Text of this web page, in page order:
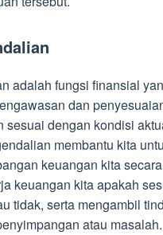
adalah fungsi finansial
dan
sesuai dengan kondisi
membantu kita
keuangan kita
keuangan kita apakah
tidak, serta mengambil
atau masalah.